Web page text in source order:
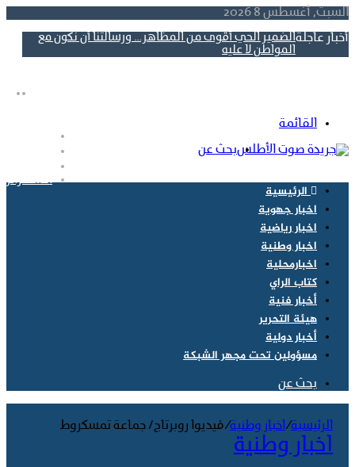
السبت, أغسطس 8 2026
أخبار عاجلةالضمير الحي أقوى من المظاهر… ورسالتنا أن نكون مع
المواطن لا عليه
انستقرام
القائمة
بحث عن
الرئيسية
اخبار جهوية
اخبار رياضية
اخبار وطنية
اخبارمحلية
كتاب الراي
أخبار فنية
هيئة التحرير
أخبار دولية
مسؤولين تحت مجهر الشبكة
بحث عن
الرئيسية/ اخبار وطنية/فيديوا روبرتاج/ جماعة تمسكروط
اخبار وطنية